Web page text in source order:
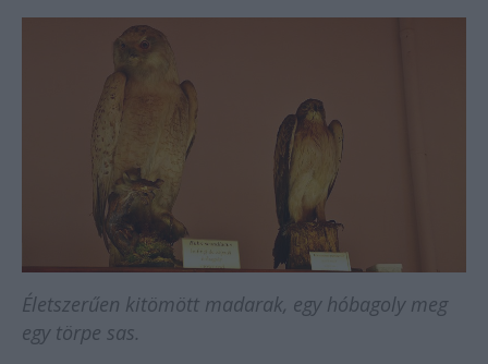
Életszerűen kitömött madarak, egy hóbagoly meg
egy törpe sas.